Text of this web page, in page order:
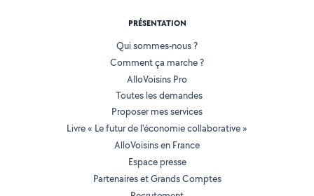
PRÉSENTATION
Qui sommes-nous ?
Comment ça marche ?
AlloVoisins Pro
Toutes les demandes
Proposer mes services
Livre « Le futur de l'économie collaborative »
AlloVoisins en France
Espace presse
Partenaires et Grands Comptes